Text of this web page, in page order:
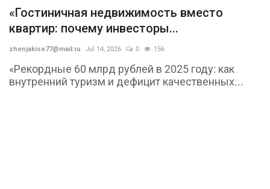
«Гостиничная недвижимость вместо
квартир: почему инвесторы...
zhenjakise77@mail.ru Jul 14, 2026 0 156
«Рекордные 60 млрд рублей в 2025 году: как
внутренний туризм и дефицит качественных...